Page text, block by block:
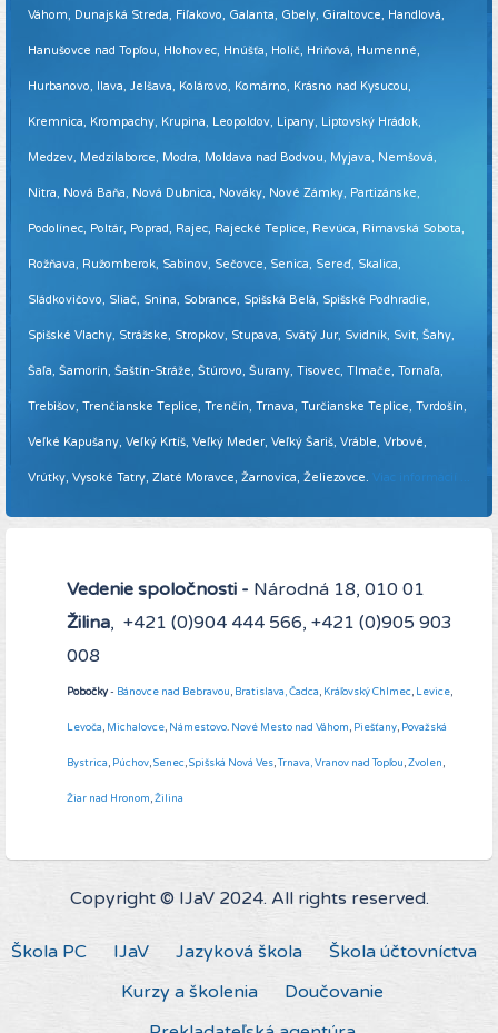
Váhom, Dunajská Streda, Fiľakovo, Galanta, Gbely, Giraltovce, Handlová,
Hanušovce nad Topľou, Hlohovec, Hnúšťa, Holíč, Hriňová, Humenné,
Hurbanovo, Ilava, Jelšava, Kolárovo, Komárno, Krásno nad Kysucou,
Kremnica, Krompachy, Krupina, Leopoldov, Lipany, Liptovský Hrádok,
Medzev, Medzilaborce, Modra, Moldava nad Bodvou, Myjava, Nemšová,
Nitra, Nová Baňa, Nová Dubnica, Nováky, Nové Zámky, Partizánske,
Podolínec, Poltár, Poprad, Rajec, Rajecké Teplice, Revúca, Rimavská Sobota,
Rožňava, Ružomberok, Sabinov, Sečovce, Senica, Sereď, Skalica,
Sládkovičovo, Sliač, Snina, Sobrance, Spišská Belá, Spišské Podhradie,
Spišské Vlachy, Strážske, Stropkov, Stupava, Svätý Jur, Svidník, Svit, Šahy,
Šaľa, Šamorín, Šaštín-Stráže, Štúrovo, Šurany, Tisovec, Tlmače, Tornaľa,
Trebišov, Trenčianske Teplice, Trenčín, Trnava, Turčianske Teplice, Tvrdošín,
Veľké Kapušany, Veľký Krtíš, Veľký Meder, Veľký Šariš, Vráble, Vrbové,
Vrútky, Vysoké Tatry, Zlaté Moravce, Žarnovica, Želiezovce. Viac informácií ...
Vedenie spoločnosti - Národná 18, 010 01
Žilina, +421 (0)904 444 566, +421 (0)905 903
008
Pobočky- Bánovce nad Bebravou, Bratislava,Čadca, Kráľovský Chlmec, Levice,
Levoča, Michalovce, Námestovo. Nové Mesto nad Váhom, Piešťany, Považská
Bystrica, Púchov,Senec,Spišská Nová Ves,Trnava,Vranov nad Topľou,Zvolen,
Žiar nad Hronom,Žilina
Copyright © IJaV 2024. All rights reserved.
Škola PC IJaV Jazyková škola
Škola účtovníctva
Kurzy a školenia
Doučovanie